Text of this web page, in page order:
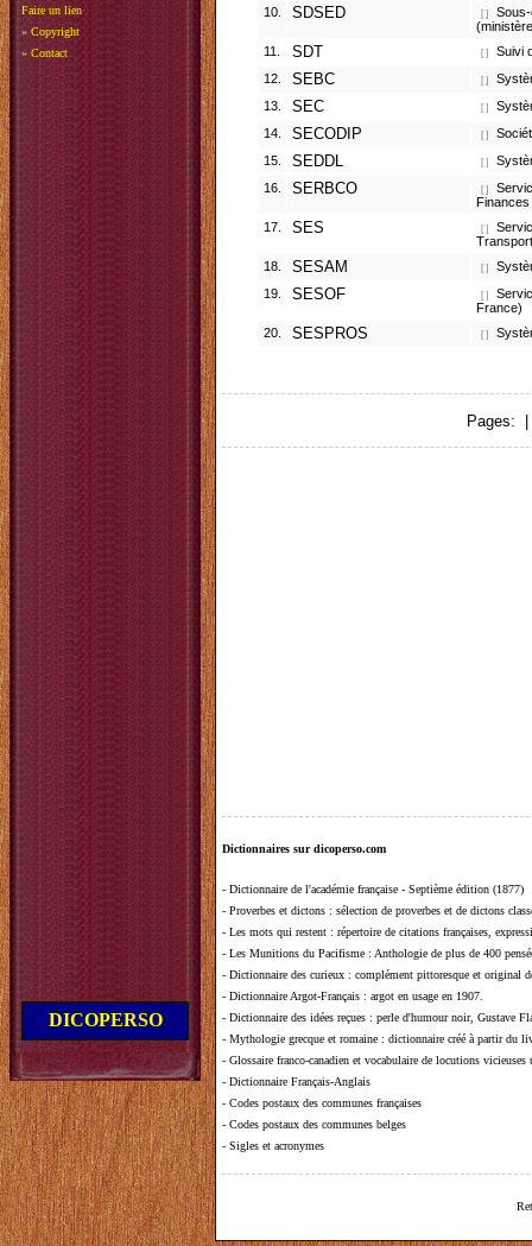
Faire un lien
» Copyright
» Contact
DICOPERSO
10.
SDSED [ ]
11.
SDT [ ]
Suivi
12.
SEBC [ ]
13.
SEC [ ]
14.
SECODIP [ ]
15.
SEDDL [ ]
16.
SERBCO [ ]
Finances
17.
SES [ ]
18.
SESAM [ ]
19.
SESOF [ ]
France)
20.
SESPROS [ ]
Pages: |
Dictionnaires sur dicoperso.com
- Dictionnaire de l'académie française - Septième édition (1877)
- Proverbes et dictons : sélection de proverbes et de dictons
- Les mots qui restent : répertoire de citations françaises,
- Les Munitions du Pacifisme : Anthologie de plus de 400
- Dictionnaire des curieux : complément pittoresque et original
- Dictionnaire Argot-Français : argot en usage en 1907.
- Dictionnaire des idées reçues : perle d'humour noir, Gustave
- Mythologie grecque et romaine : dictionnaire créé à partir du
- Glossaire franco-canadien et vocabulaire de locutions vicieuses
- Dictionnaire Français-Anglais
- Codes postaux des communes françaises
- Codes postaux des communes belges
- Sigles et acronymes